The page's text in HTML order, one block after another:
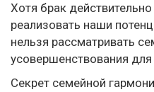
Хотя брак
реализовать наши
нельзя рассматривать
усовершенствования для
Секрет семейной